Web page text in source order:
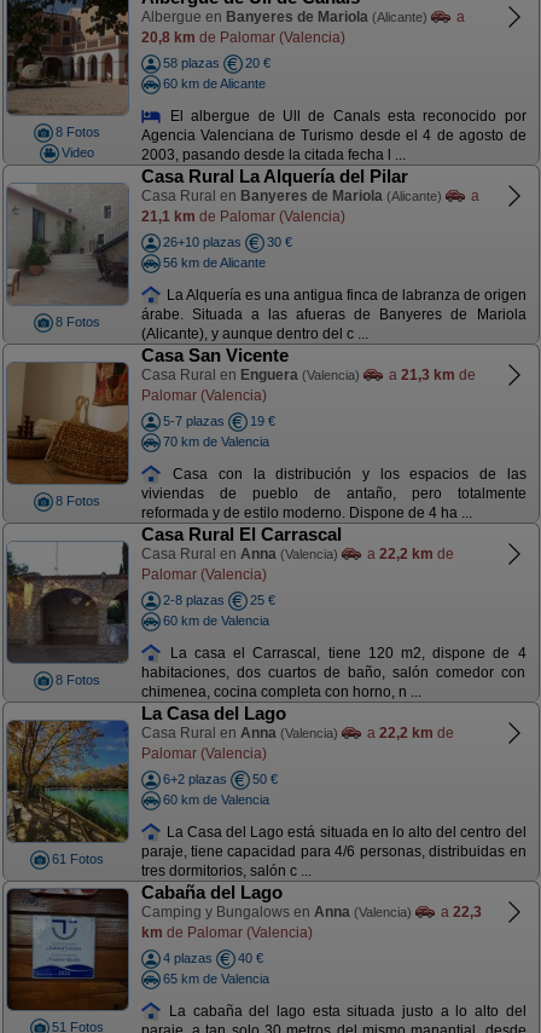
8 Fotos
Video
Albergue en Banyeres de Mariola (Alicante)
a
20,8 km de Palomar (Valencia)
58 plazas
20 €
60 km de Alicante
El albergue de Ull de Canals esta reconocido por
Agencia Valenciana de Turismo desde el 4 de agosto de
2003, pasando desde la citada fecha l ...
8 Fotos
Casa Rural La Alquería del Pilar
Casa Rural en Banyeres de Mariola (Alicante)
a
21,1 km de Palomar (Valencia)
26+10 plazas
30 €
56 km de Alicante
La Alquería es una antigua finca de labranza de origen
árabe. Situada a las afueras de Banyeres de Mariola
(Alicante), y aunque dentro del c ...
8 Fotos
Casa San Vicente
Casa Rural en Enguera (Valencia) a 21,3 km de
Palomar (Valencia)
5-7 plazas
19 €
70 km de Valencia
Casa con la distribución y los espacios de las
viviendas de pueblo de antaño, pero totalmente
reformada y de estilo moderno. Dispone de 4 ha ...
8 Fotos
Casa Rural El Carrascal
Casa Rural en Anna (Valencia) a 22,2 km de
Palomar (Valencia)
2-8 plazas
25 €
60 km de Valencia
La casa el Carrascal, tiene 120 m2, dispone de 4
habitaciones, dos cuartos de baño, salón comedor con
chimenea, cocina completa con horno, n ...
61 Fotos
La Casa del Lago
Casa Rural en Anna (Valencia) a 22,2 km de
Palomar (Valencia)
6+2 plazas
50 €
60 km de Valencia
La Casa del Lago está situada en lo alto del centro del
paraje, tiene capacidad para 4/6 personas, distribuidas en
tres dormitorios, salón c ...
51 Fotos
Cabaña del Lago
Camping y Bungalows en Anna (Valencia) a 22,3
km de Palomar (Valencia)
4 plazas
40 €
65 km de Valencia
La cabaña del lago esta situada justo a lo alto del